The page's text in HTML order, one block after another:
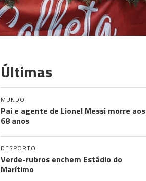
Últimas
MUNDO
Pai e agente de Lionel Messi morre aos
68 anos
DESPORTO
Verde-rubros enchem Estádio do
Marítimo